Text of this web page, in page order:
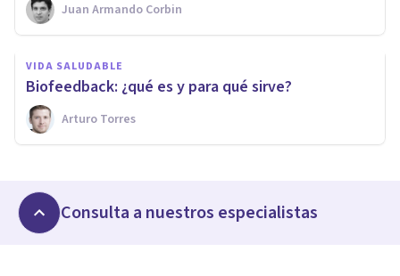
Juan Armando Corbin
VIDA SALUDABLE
Biofeedback: ¿qué es y para qué sirve?
Arturo Torres
Consulta a nuestros especialistas